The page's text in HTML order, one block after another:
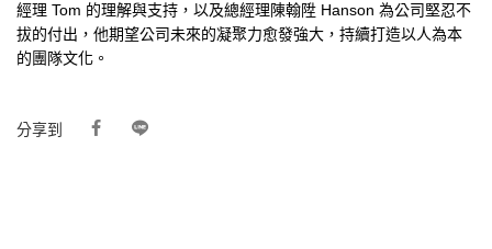
經理 Tom 的理解與支持，以及總經理陳翰陞 Hanson 為公司堅忍不
拔的付出，他期望公司未來的凝聚力愈發強大，持續打造以人為本
的團隊文化。
分享到